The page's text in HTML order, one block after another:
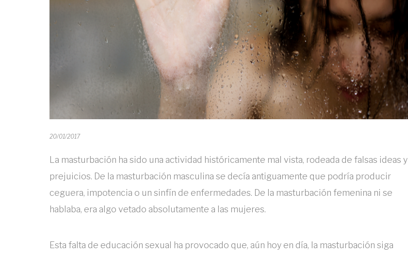
20/01/2017
La masturbación ha sido una actividad históricamente mal vista, rodeada de falsas ideas y
prejuicios. De la masturbación masculina se decía antiguamente que podría producir
ceguera, impotencia o un sinfín de enfermedades. De la masturbación femenina ni se
hablaba, era algo vetado absolutamente a las mujeres.
Esta falta de educación sexual ha provocado que, aún hoy en día, la masturbación siga